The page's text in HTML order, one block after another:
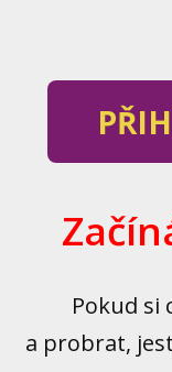
Pokud si
a probrat,